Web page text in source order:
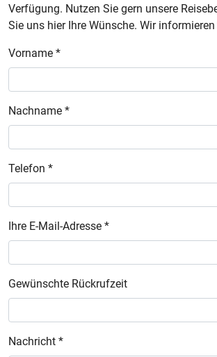
Verfügung. Nutzen Sie gern unsere
Sie uns hier Ihre Wünsche. Wir
Vorname *
Nachname *
Telefon *
Ihre E-Mail-Adresse *
Gewünschte Rückrufzeit
Nachricht *